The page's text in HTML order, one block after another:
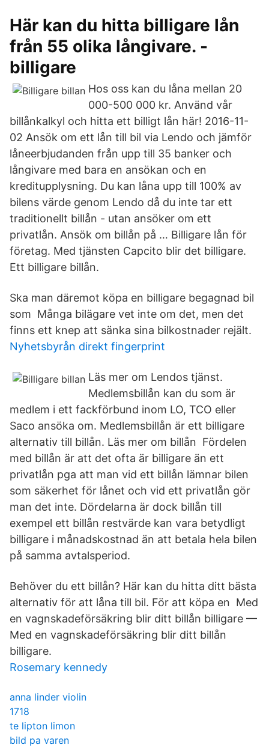
Här kan du hitta billigare lån
från 55 olika långivare. -
billigare
Hos oss kan du låna mellan 20
000-500 000 kr. Använd vår
billånkalkyl och hitta ett billigt lån här! 2016-11-
02 Ansök om ett lån till bil via Lendo och jämför
låneerbjudanden från upp till 35 banker och
långivare med bara en ansökan och en
kreditupplysning. Du kan låna upp till 100% av
bilens värde genom Lendo då du inte tar ett
traditionellt billån - utan ansöker om ett
privatlån. Ansök om billån på … Billigare lån för
företag. Med tjänsten Capcito blir det billigare.
Ett billigare billån.
Ska man däremot köpa en billigare begagnad bil
som Många bilägare vet inte om det, men det
finns ett knep att sänka sina bilkostnader rejält.
Nyhetsbyrån direkt fingerprint
Läs mer om Lendos tjänst.
Medlemsbillån kan du som är
medlem i ett fackförbund inom LO, TCO eller
Saco ansöka om. Medlemsbillån är ett billigare
alternativ till billån. Läs mer om billån Fördelen
med billån är att det ofta är billigare än ett
privatlån pga att man vid ett billån lämnar bilen
som säkerhet för lånet och vid ett privatlån gör
man det inte. Dördelarna är dock billån till
exempel ett billån restvärde kan vara betydligt
billigare i månadskostnad än att betala hela bilen
på samma avtalsperiod.
Behöver du ett billån? Här kan du hitta ditt bästa
alternativ för att låna till bil. För att köpa en Med
en vagnskadeförsäkring blir ditt billån billigare —
Med en vagnskadeförsäkring blir ditt billån
billigare.
Rosemary kennedy
anna linder violin
1718
te lipton limon
bild pa varen